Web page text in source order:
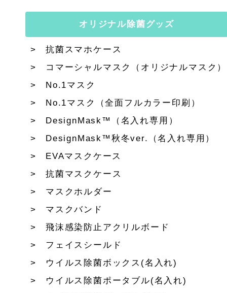
オリジナル除菌グッズ
抗菌スマホケース
コマーシャルマスク（オリジナルマスク）
No.1マスク
No.1マスク（全面フルカラー印刷）
DesignMask™（名入れ専用）
DesignMask™秋冬ver.（名入れ専用）
EVAマスクケース
抗菌マスクケース
マスクホルダー
マスクバンド
飛沫感染防止アクリルボード
フェイスシールド
ウイルス除菌ボックス(名入れ)
ウイルス除菌ポータブル(名入れ)